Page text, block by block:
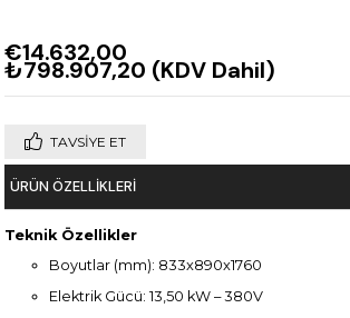
€14.632,00
₺798.907,20 (KDV Dahil)
TAVSIYE ET
ÜRÜN ÖZELLIKLERI
Teknik Özellikler
Boyutlar (mm): 833x890x1760
Elektrik Gücü: 13,50 kW – 380V